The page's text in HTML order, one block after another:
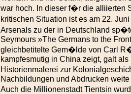
war hoch. In dieser f�r die alliierten
kritischen Situation ist es am 22.
Arsenals zu der in Deutschland
Seymours »The Germans to the
gleichbetitelte Gem�lde von Carl
kampfesmutig in China zeigt, galt als
Historienmalerei zur
Nachbildungen und Abdrucken
Auch die Millionenstadt Tientsin